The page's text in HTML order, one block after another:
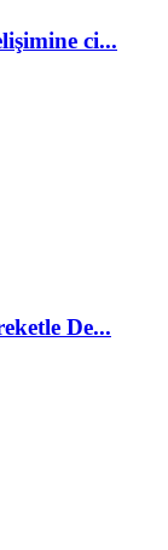
ci...
De...